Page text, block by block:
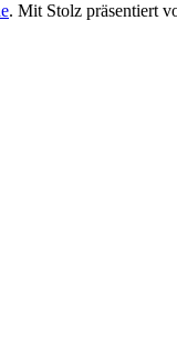
. Mit Stolz präsentiert